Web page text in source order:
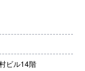
ビル14階